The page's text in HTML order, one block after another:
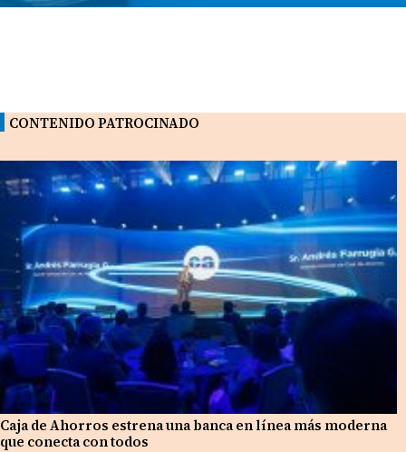
CONTENIDO PATROCINADO
Caja de Ahorros estrena una banca en línea más moderna
que conecta con todos